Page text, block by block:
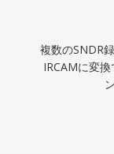
複数のSNDR
IRCAMに変